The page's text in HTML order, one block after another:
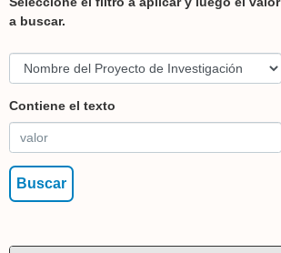
a buscar.
Contiene el texto